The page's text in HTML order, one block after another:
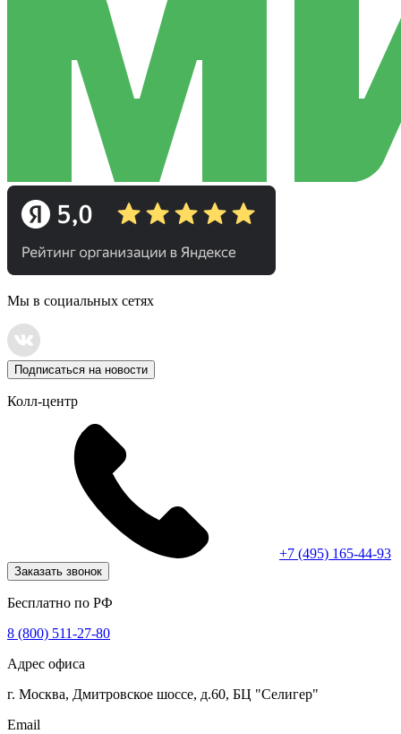
Мы в социальных сетях
Подписаться на новости
Колл-центр
+7 (495) 165-44-93
Заказать звонок
Бесплатно по РФ
8 (800) 511-27-80
Адрес офиса
г. Москва, Дмитровское шоссе, д.60, БЦ "Селигер"
Email